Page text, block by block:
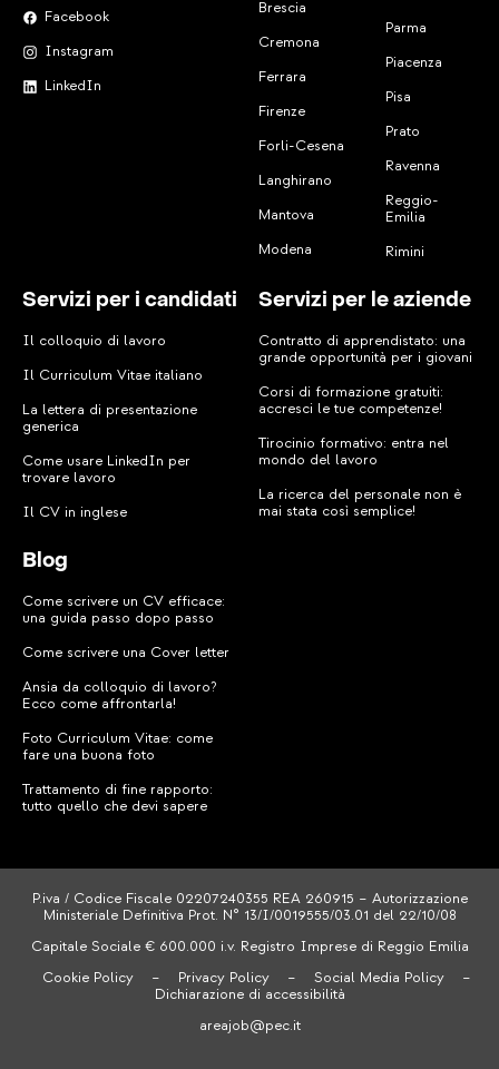
Facebook
Instagram
LinkedIn
Brescia
Cremona
Ferrara
Firenze
Forli-Cesena
Langhirano
Mantova
Modena
Parma
Piacenza
Pisa
Prato
Ravenna
Reggio-
Emilia
Rimini
Servizi per i candidati
Il colloquio di lavoro
Il Curriculum Vitae italiano
La lettera di presentazione
generica
Come usare LinkedIn per
trovare lavoro
Il CV in inglese
Servizi per le aziende
Contratto di apprendistato: una
grande opportunità per i giovani
Corsi di formazione gratuiti:
accresci le tue competenze!
Tirocinio formativo: entra nel
mondo del lavoro
La ricerca del personale non è
mai stata così semplice!
Blog
Come scrivere un CV efficace:
una guida passo dopo passo
Come scrivere una Cover letter
Ansia da colloquio di lavoro?
Ecco come affrontarla!
Foto Curriculum Vitae: come
fare una buona foto
Trattamento di fine rapporto:
tutto quello che devi sapere
P.iva / Codice Fiscale 02207240355 REA 260915 – Autorizzazione
Ministeriale Definitiva Prot. N° 13/I/0019555/03.01 del 22/10/08
Capitale Sociale € 600.000 i.v. Registro Imprese di Reggio Emilia
Cookie Policy
– Privacy Policy – Social Media Policy
–
Dichiarazione di accessibilità
areajob@pec.it